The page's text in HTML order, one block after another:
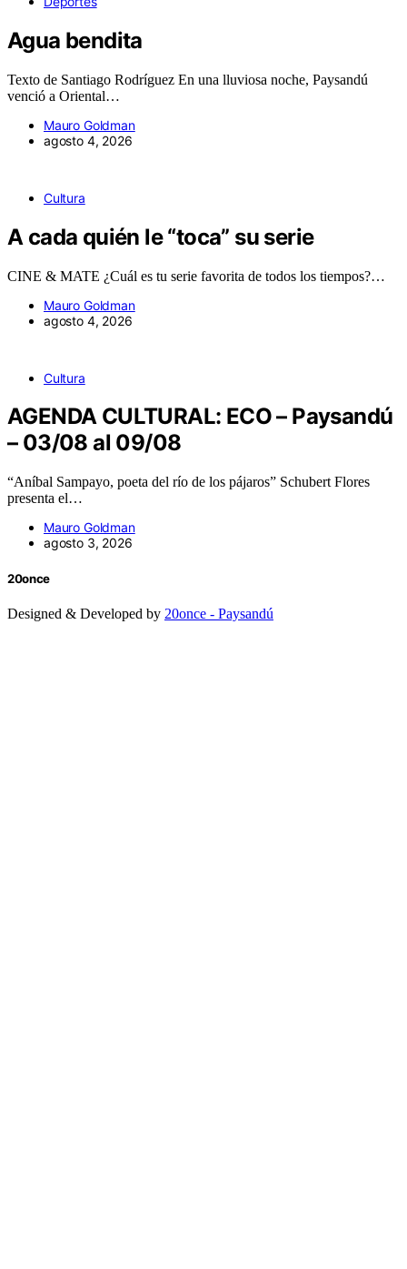
Agua bendita
Texto de Santiago Rodríguez En una lluviosa noche, Paysandú
venció a Oriental…
Mauro Goldman
agosto 4, 2026
Cultura
A cada quién le “toca” su serie
CINE & MATE ¿Cuál es tu serie favorita de todos los tiempos?…
Mauro Goldman
agosto 4, 2026
Cultura
AGENDA CULTURAL: ECO – Paysandú
– 03/08 al 09/08
“Aníbal Sampayo, poeta del río de los pájaros” Schubert Flores
presenta el…
Mauro Goldman
agosto 3, 2026
20once
Designed & Developed by 20once - Paysandú